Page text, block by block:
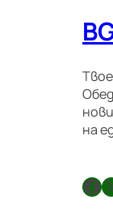
на
Facebook X